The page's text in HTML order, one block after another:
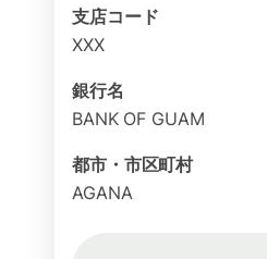
支店コード
XXX
銀行名
BANK OF GUAM
都市・市区町村
AGANA